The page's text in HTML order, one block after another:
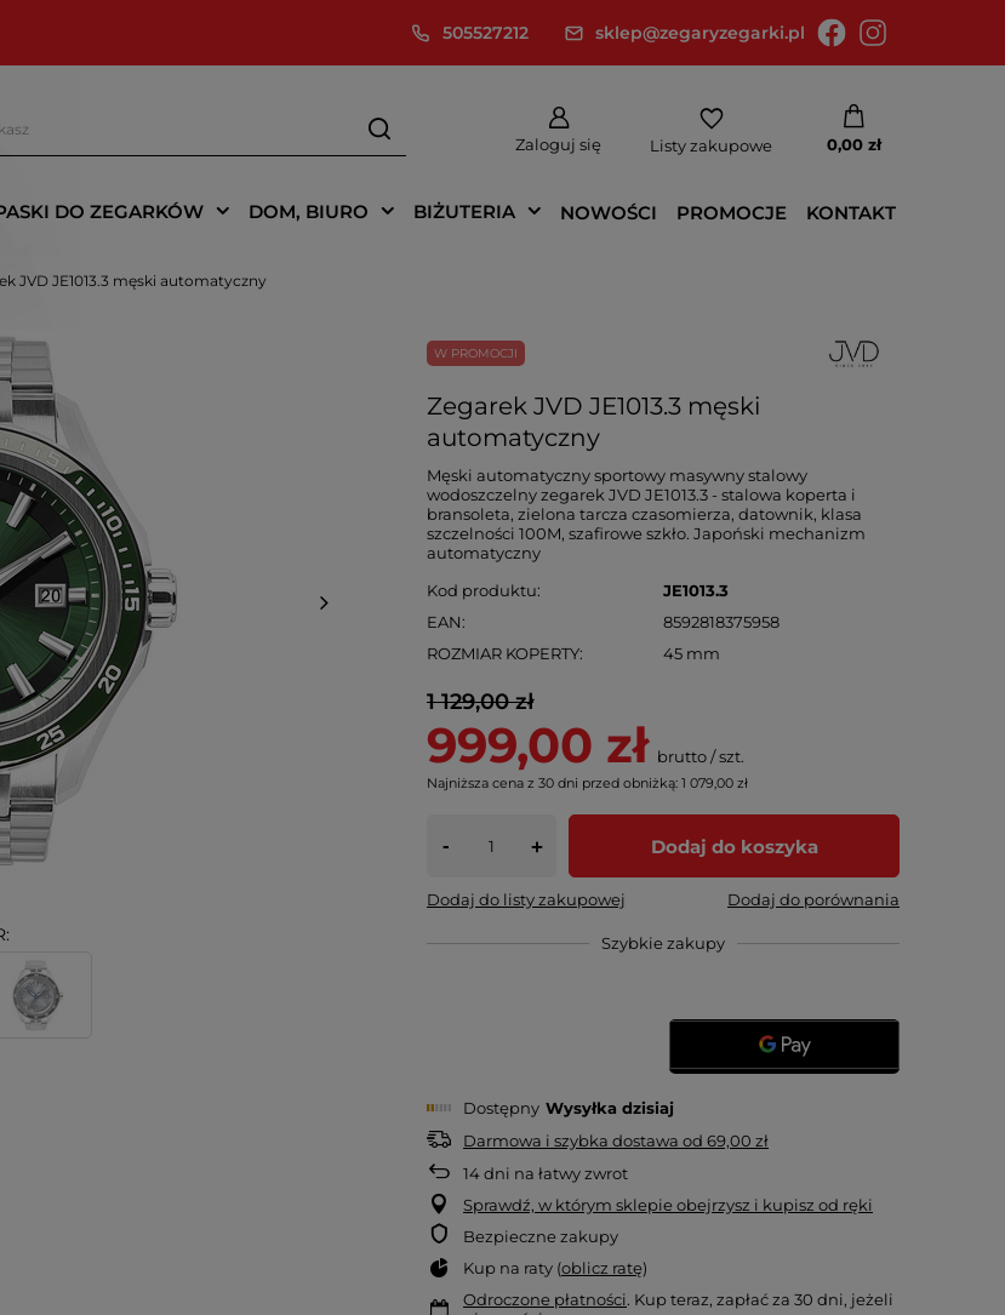
505527212 sklep@zegaryzegarki.pl
Zaloguj się Listy zakupowe 0,00 zł
DO ZEGARKÓW DOM, BIURO BIŻUTERIA NOWOŚCI PROMOCJE KONTAKT
JVD JE1013.3 męski automatyczny
W PROMOCJI
Zegarek JVD JE1013.3 męski
automatyczny
Męski automatyczny sportowy masywny stalowy
wodoszczelny zegarek JVD JE1013.3 - stalowa koperta i
bransoleta, zielona tarcza czasomierza, datownik, klasa
szczelności 100M, szafirowe szkło. Japoński mechanizm
automatyczny
Kod produktu
JE1013.3
EAN
8592818375958
ROZMIAR KOPERTY
45 mm
1 129,00 zł
999,00 zł brutto/szt.
Najniższa cena z 30 dni przed obniżką:1 079,00 zł
- + Dodaj do koszyka
Dodaj do listy zakupowej Dodaj do porównania
Szybkie zakupy
Dostępny Wysyłkadzisiaj
Darmowa i szybka dostawa od69,00 zł
14dni na łatwy zwrot
Sprawdź, w którym sklepie obejrzysz i kupisz od ręki
Bezpieczne zakupy
Kup na raty (oblicz ratę)
Odroczone płatności. Kup teraz, zapłać za 30 dni, jeżeli